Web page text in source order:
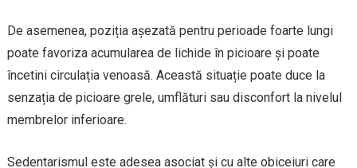
De asemenea, poziția așezată pentru perioade foarte lungi
poate favoriza acumularea de lichide în picioare și poate
încetini circulația venoasă. Această situație poate duce la
senzația de picioare grele, umflături sau disconfort la nivelul
membrelor inferioare.
Sedentarismul este adesea asociat și cu alte obiceiuri care